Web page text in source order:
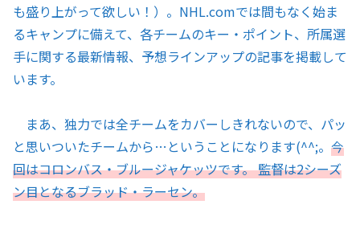
も盛り上がって欲しい！）。NHL.comでは間もなく始ま
るキャンプに備えて、各チームのキー・ポイント、所属選
手に関する最新情報、予想ラインアップの記事を掲載して
います。
まあ、独力では全チームをカバーしきれないので、パッ
と思いついたチームから…ということになります(^^;。 今
回はコロンバス・ブルージャケッツです。 監督は2シーズ
ン目となるブラッド・ラーセン。